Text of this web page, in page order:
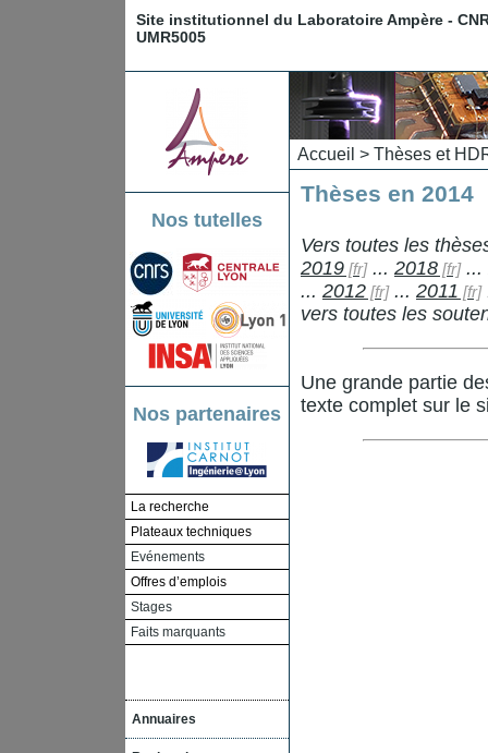
Site institutionnel du Laboratoire Ampère -
UMR5005
Nos tutelles
Nos partenaires
La recherche
Plateaux techniques
Evénements
Offres d’emplois
Stages
Faits marquants
Annuaires
Accueil > Thèses et
Thèses en 2014
Vers toutes les
2019
... 2018
...
... 2012 ... 2011
vers toutes les
Une grande partie
texte complet sur le